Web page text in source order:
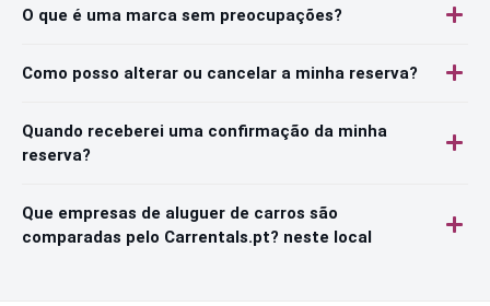
O que é uma marca sem preocupações?
Como posso alterar ou cancelar a minha reserva?
Quando receberei uma confirmação da minha
reserva?
Que empresas de aluguer de carros são
comparadas pelo Carrentals.pt? neste local